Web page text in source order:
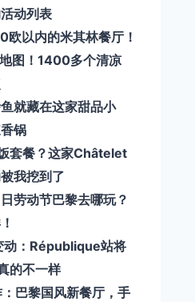
动列表
以内的米其林餐厅！
图！1400多个清凉
就藏在这家甜品小
锅
套餐？这家Châtelet
我挖到了
劳动节巴黎去哪玩？
动：République站将
的不一样
巴黎国风新餐厅，手